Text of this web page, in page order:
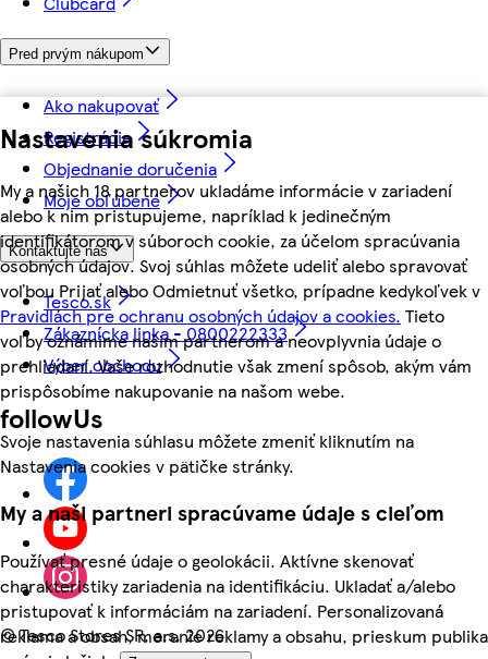
Nastavenia súkromia
My a našich 18 partnerov ukladáme informácie v zariadení
alebo k nim pristupujeme, napríklad k jedinečným
identifikátorom v súboroch cookie, za účelom spracúvania
osobných údajov. Svoj súhlas môžete udeliť alebo spravovať
voľbou Prijať alebo Odmietnuť všetko, prípadne kedykoľvek v
Pravidlách pre ochranu osobných údajov a cookies. Tieto
voľby oznámime našim partnerom a neovplyvnia údaje o
prehliadaní. Vaše rozhodnutie však zmení spôsob, akým vám
prispôsobíme nakupovanie na našom webe.
Svoje nastavenia súhlasu môžete zmeniť kliknutím na
Nastavenia cookies v pätičke stránky.
My a naši partneri spracúvame údaje s cieľom
Používať presné údaje o geolokácii. Aktívne skenovať
charakteristiky zariadenia na identifikáciu. Ukladať a/alebo
pristupovať k informáciám na zariadení. Personalizovaná
reklama a obsah, meranie reklamy a obsahu, prieskum publika
Pred prvým nákupom
Ako nakupovať
Registrácia
Objednanie doručenia
Moje obľúbené
Kontaktujte nás
Tesco.sk
Zákaznícka linka - 0800222333
Výber obchodu
followUs
©Tesco Stores SR, a.s. 2026